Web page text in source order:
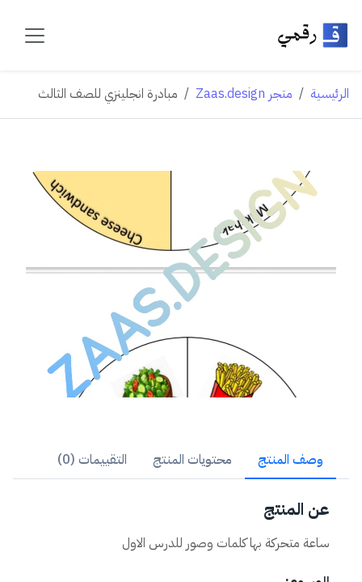
الرئيسية متجر Zaas.design مبادرة انجلينزي للصف الثالث
وصف المنتج محتويات المنتج التقييمات (0)
عن المنتج
ساعة متحركة بها كلمات وصور للدرس الاول